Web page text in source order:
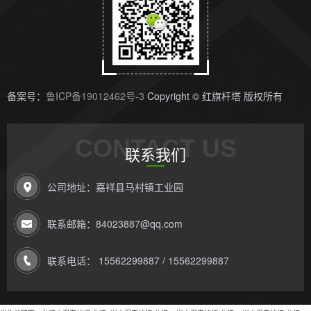
备案号： 鲁ICP备19012462号-3 Copyright © 红旗杆塔 版权所有
CONTACT US
联系我们
公司地址：嘉祥县马村镇工业园
联系邮箱：84023887@qq.com
联系电话： 15562299887 / 15562299887